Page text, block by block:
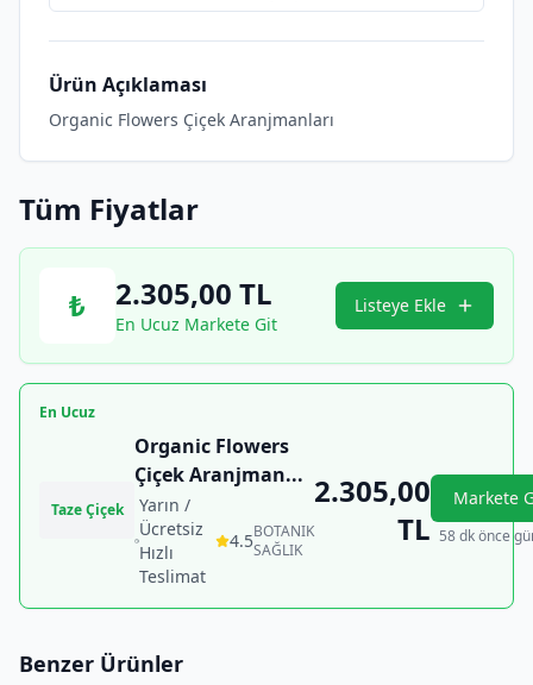
Ürün Açıklaması
Organic Flowers Çiçek Aranjmanları
Tüm Fiyatlar
₺ 2.305,00 TL
En Ucuz Markete Git
Listeye Ekle
En Ucuz
Taze Çiçek
Organic Flowers
Çiçek Aranjman...
Yarın /
Ücretsiz
Hızlı
Teslimat
4.5BOTANIK
SAĞLIK
2.305,00
TL
Markete
58 dk önce
Benzer Ürünler